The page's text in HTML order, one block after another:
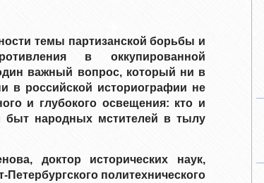
темы партизанской борьбы и
в оккупированной
важный вопрос, который ни в
в российской историографии не
и глубокого освещения: кто и
быт народных мстителей в тылу
доктор исторических наук,
политехнического